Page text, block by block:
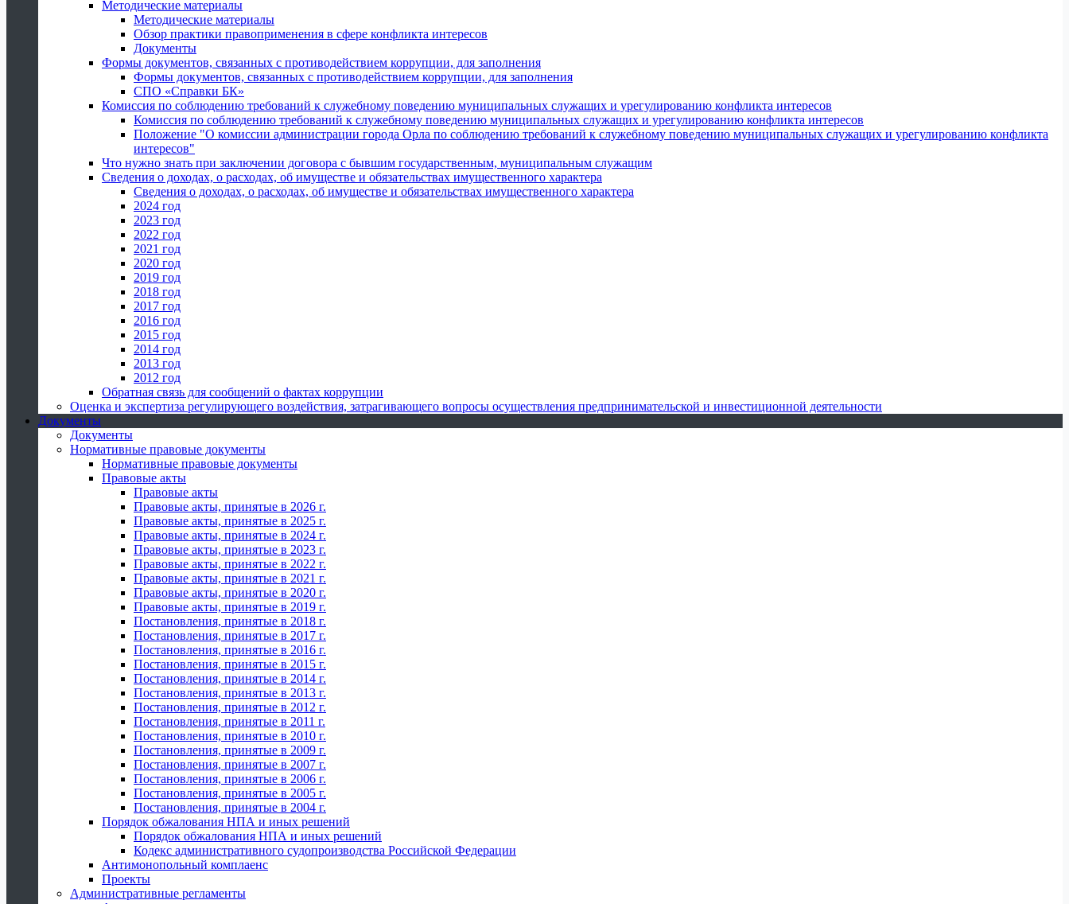
Методические материалы
Методические материалы
Обзор практики правоприменения в сфере конфликта интересов
Документы
Формы документов, связанных с противодействием коррупции, для заполнения
Формы документов, связанных с противодействием коррупции, для заполнения
СПО «Справки БК»
Комиссия по соблюдению требований к служебному поведению муниципальных служащих и урегулированию конфликта интересов
Комиссия по соблюдению требований к служебному поведению муниципальных служащих и урегулированию конфликта интересов
Положение "О комиссии администрации города Орла по соблюдению требований к служебному поведению муниципальных служащих и урегулированию конфликта
интересов"
Что нужно знать при заключении договора с бывшим государственным, муниципальным служащим
Сведения о доходах, о расходах, об имуществе и обязательствах имущественного характера
Сведения о доходах, о расходах, об имуществе и обязательствах имущественного характера
2024 год
2023 год
2022 год
2021 год
2020 год
2019 год
2018 год
2017 год
2016 год
2015 год
2014 год
2013 год
2012 год
Обратная связь для сообщений о фактах коррупции
Оценка и экспертиза регулирующего воздействия, затрагивающего вопросы осуществления предпринимательской и инвестиционной деятельности
Документы
Документы
Нормативные правовые документы
Нормативные правовые документы
Правовые акты
Правовые акты
Правовые акты, принятые в 2026 г.
Правовые акты, принятые в 2025 г.
Правовые акты, принятые в 2024 г.
Правовые акты, принятые в 2023 г.
Правовые акты, принятые в 2022 г.
Правовые акты, принятые в 2021 г.
Правовые акты, принятые в 2020 г.
Правовые акты, принятые в 2019 г.
Постановления, принятые в 2018 г.
Постановления, принятые в 2017 г.
Постановления, принятые в 2016 г.
Постановления, принятые в 2015 г.
Постановления, принятые в 2014 г.
Постановления, принятые в 2013 г.
Постановления, принятые в 2012 г.
Постановления, принятые в 2011 г.
Постановления, принятые в 2010 г.
Постановления, принятые в 2009 г.
Постановления, принятые в 2007 г.
Постановления, принятые в 2006 г.
Постановления, принятые в 2005 г.
Постановления, принятые в 2004 г.
Порядок обжалования НПА и иных решений
Порядок обжалования НПА и иных решений
Кодекс административного судопроизводства Российской Федерации
Антимонопольный комплаенс
Проекты
Административные регламенты